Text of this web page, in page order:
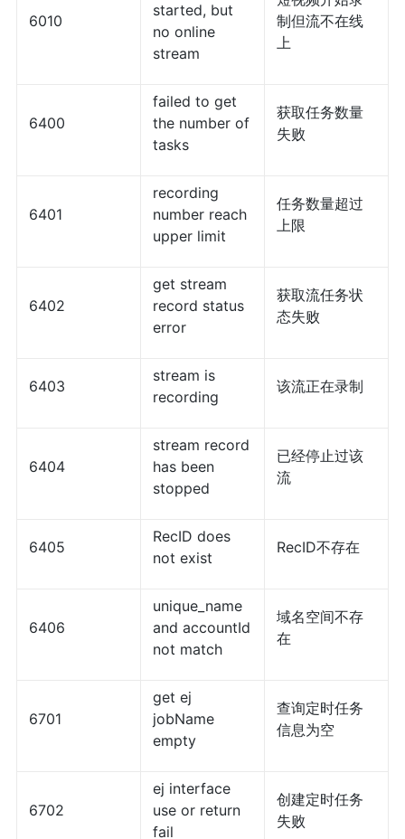
6010
started, but
no online
stream
制但流不在线
上
6400
failed to get
the number of
tasks
获取任务数量
失败
6401
recording
number reach
upper limit
任务数量超过
上限
6402
get stream
record status
error
获取流任务状
态失败
6403
stream is
recording
该流正在录制
6404
stream record
has been
stopped
已经停止过该
流
6405
RecID does
not exist
RecID不存在
6406
unique_name
and accountId
not match
域名空间不存
在
6701
get ej
jobName
empty
查询定时任务
信息为空
6702
ej interface
use or return
fail
创建定时任务
失败